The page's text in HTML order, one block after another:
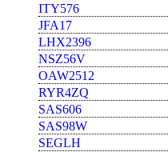
ITY576
JFA17
LHX2396
NSZ56V
OAW2512
RYR4ZQ
SAS606
SAS98W
SEGLH